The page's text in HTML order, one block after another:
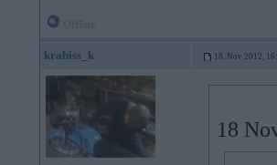
krabiss_k 18. Nov 2012,
18